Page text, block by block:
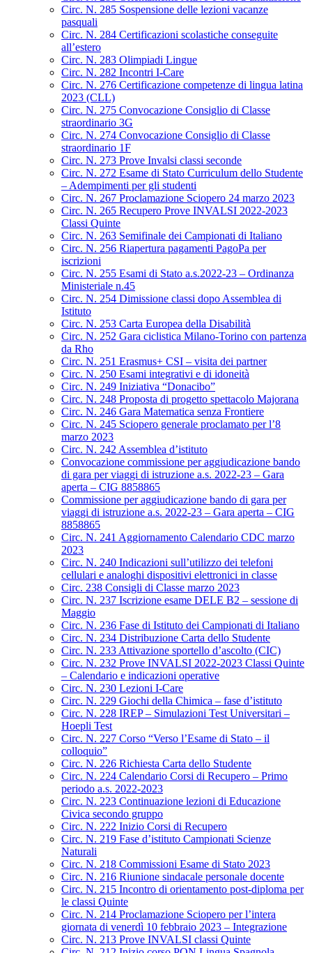
Circ. N. 285 Sospensione delle lezioni vacanze
pasquali
Circ. N. 284 Certificazioni scolastiche conseguite
all’estero
Circ. N. 283 Olimpiadi Lingue
Circ. N. 282 Incontri I-Care
Circ. N. 276 Certificazione competenze di lingua latina
2023 (CLL)
Circ. N. 275 Convocazione Consiglio di Classe
straordinario 3G
Circ. N. 274 Convocazione Consiglio di Classe
straordinario 1F
Circ. N. 273 Prove Invalsi classi seconde
Circ. N. 272 Esame di Stato Curriculum dello Studente
– Adempimenti per gli studenti
Circ. N. 267 Proclamazione Sciopero 24 marzo 2023
Circ. N. 265 Recupero Prove INVALSI 2022-2023
Classi Quinte
Circ. N. 263 Semifinale dei Campionati di Italiano
Circ. N. 256 Riapertura pagamenti PagoPa per
iscrizioni
Circ. N. 255 Esami di Stato a.s.2022-23 – Ordinanza
Ministeriale n.45
Circ. N. 254 Dimissione classi dopo Assemblea di
Istituto
Circ. N. 253 Carta Europea della Disabilità
Circ. N. 252 Gara ciclistica Milano-Torino con partenza
da Rho
Circ. N. 251 Erasmus+ CSI – visita dei partner
Circ. N. 250 Esami integrativi e di idoneità
Circ. N. 249 Iniziativa “Donacibo”
Circ. N. 248 Proposta di progetto spettacolo Majorana
Circ. N. 246 Gara Matematica senza Frontiere
Circ. N. 245 Sciopero generale proclamato per l’8
marzo 2023
Circ. N. 242 Assemblea d’istituto
Convocazione commissione per aggiudicazione bando
di gara per viaggi di istruzione a.s. 2022-23 – Gara
aperta – CIG 8858865
Commissione per aggiudicazione bando di gara per
viaggi di istruzione a.s. 2022-23 – Gara aperta – CIG
8858865
Circ. N. 241 Aggiornamento Calendario CDC marzo
2023
Circ. N. 240 Indicazioni sull’utilizzo dei telefoni
cellulari e analoghi dispositivi elettronici in classe
Circ. 238 Consigli di Classe marzo 2023
Circ. N. 237 Iscrizione esame DELE B2 – sessione di
Maggio
Circ. N. 236 Fase di Istituto dei Campionati di Italiano
Circ. N. 234 Distribuzione Carta dello Studente
Circ. N. 233 Attivazione sportello d’ascolto (CIC)
Circ. N. 232 Prove INVALSI 2022-2023 Classi Quinte
– Calendario e indicazioni operative
Circ. N. 230 Lezioni I-Care
Circ. N. 229 Giochi della Chimica – fase d’istituto
Circ. N. 228 IREP – Simulazioni Test Universitari –
Hoepli Test
Circ. N. 227 Corso “Verso l’Esame di Stato – il
colloquio”
Circ. N. 226 Richiesta Carta dello Studente
Circ. N. 224 Calendario Corsi di Recupero – Primo
periodo a.s. 2022-2023
Circ. N. 223 Continuazione lezioni di Educazione
Civica secondo gruppo
Circ. N. 222 Inizio Corsi di Recupero
Circ. N. 219 Fase d’istituto Campionati Scienze
Naturali
Circ. N. 218 Commissioni Esame di Stato 2023
Circ. N. 216 Riunione sindacale personale docente
Circ. N. 215 Incontro di orientamento post-diploma per
le classi Quinte
Circ. N. 214 Proclamazione Sciopero per l’intera
giornata di venerdì 10 febbraio 2023 – Integrazione
Circ. N. 213 Prove INVALSI classi Quinte